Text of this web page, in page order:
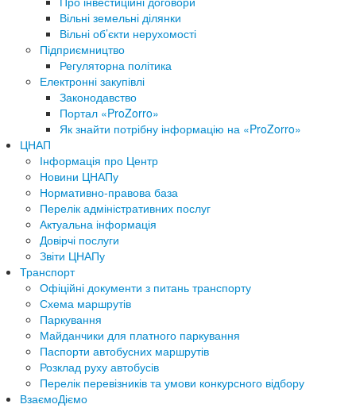
Вільні земельні ділянки
Вільні об’єкти нерухомості
Підприємництво
Регуляторна політика
Електронні закупівлі
Законодавство
Портал «ProZorro»
Як знайти потрібну інформацію на «ProZorro»
ЦНАП
Інформація про Центр
Новини ЦНАПу
Нормативно-правова база
Перелік адміністративних послуг
Актуальна інформація
Довірчі послуги
Звіти ЦНАПу
Транспорт
Офіційні документи з питань транспорту
Схема маршрутів
Паркування
Майданчики для платного паркування
Паспорти автобусних маршрутів
Розклад руху автобусів
Перелік перевізників та умови конкурсного відбору
ВзаємоДіємо